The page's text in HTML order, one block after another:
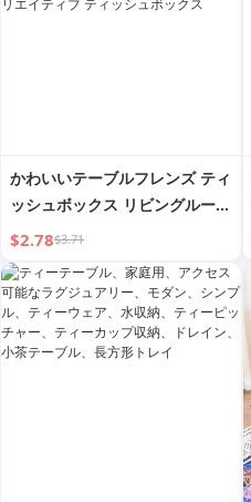
かわいいテーブルフレンズ ティ
ッシュボックス リビングルーム
デスクトップ ナプキン ティッ
シュボックス カートゥーン 家
庭用 コーヒーテーブル収納 ク
リエイティブ ティッシュボック
ス
$2.78$3.71